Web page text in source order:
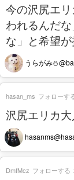
今の沢尻エ
われるんだ
な」と希望が
うらがみ
沢尻エリカ
hasan_ms フォローす
DmfMcz フォローする